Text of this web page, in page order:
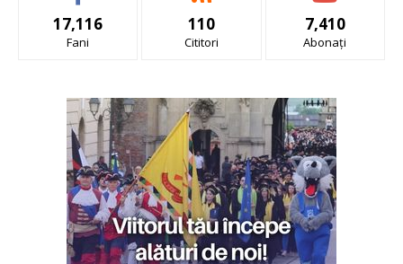
17,116
Fani
110
Cititori
7,410
Abonați